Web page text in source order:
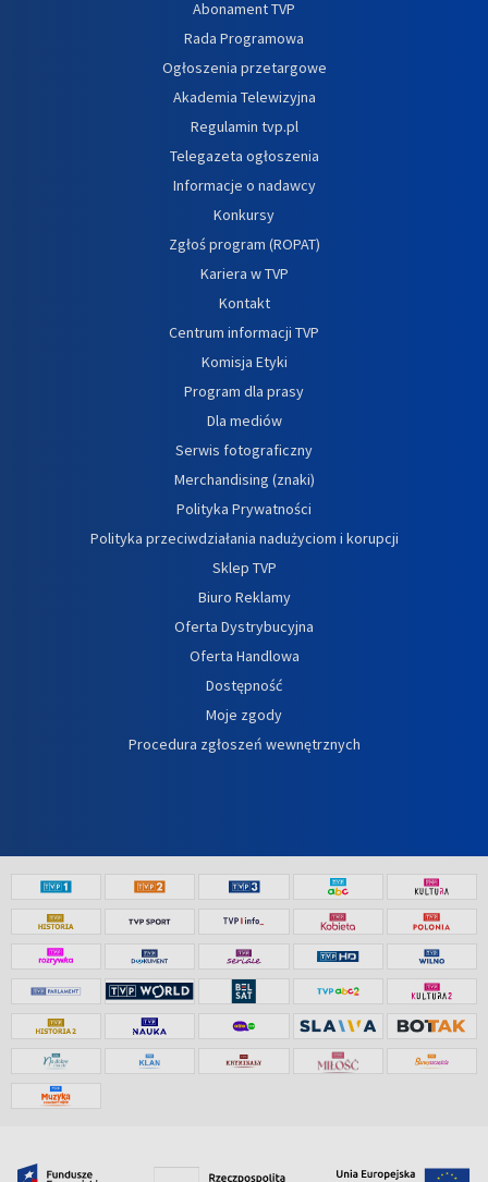
Abonament TVP
Rada Programowa
Ogłoszenia przetargowe
Akademia Telewizyjna
Regulamin tvp.pl
Telegazeta ogłoszenia
Informacje o nadawcy
Konkursy
Zgłoś program (ROPAT)
Kariera w TVP
Kontakt
Centrum informacji TVP
Komisja Etyki
Program dla prasy
Dla mediów
Serwis fotograficzny
Merchandising (znaki)
Polityka Prywatności
Polityka przeciwdziałania nadużyciom i korupcji
Sklep TVP
Biuro Reklamy
Oferta Dystrybucyjna
Oferta Handlowa
Dostępność
Moje zgody
Procedura zgłoszeń wewnętrznych